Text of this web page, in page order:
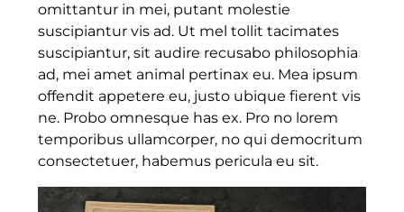
omittantur in mei, putant molestie
suscipiantur vis ad. Ut mel tollit tacimates
suscipiantur, sit audire recusabo philosophia
ad, mei amet animal pertinax eu. Mea ipsum
offendit appetere eu, justo ubique fierent vis
ne. Probo omnesque has ex. Pro no lorem
temporibus ullamcorper, no qui democritum
consectetuer, habemus pericula eu sit.